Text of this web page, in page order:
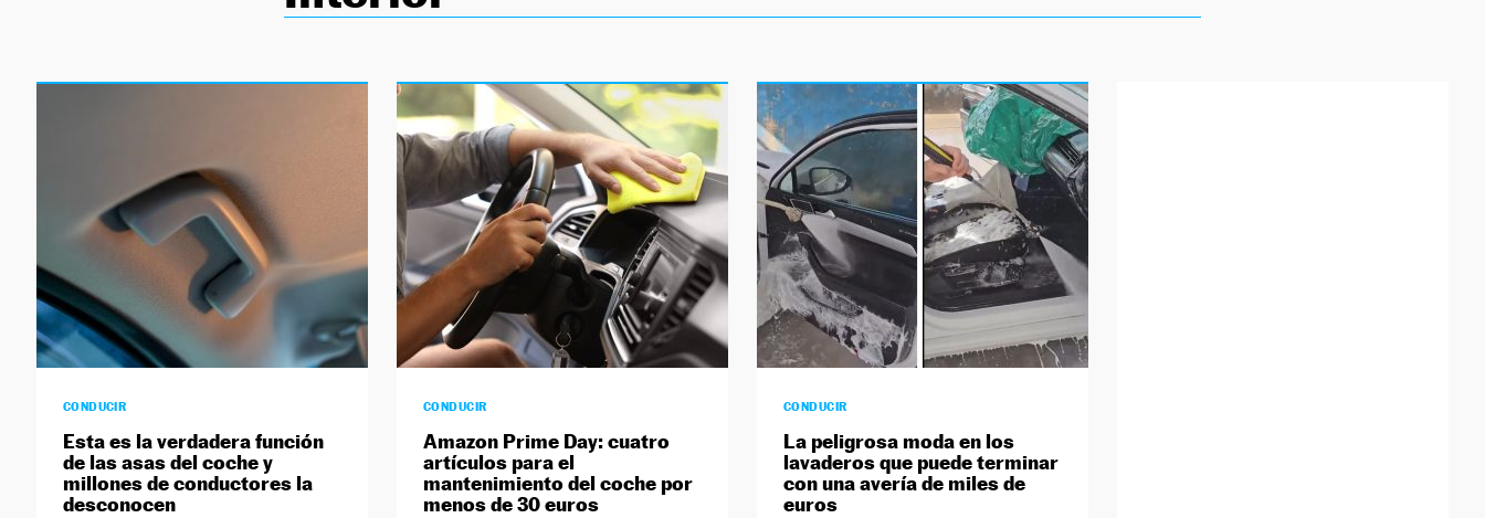
CONDUCIR
Esta es la verdadera función
de las asas del coche y
millones de conductores la
desconocen
CONDUCIR
Amazon Prime Day: cuatro
artículos para el
mantenimiento del coche por
menos de 30 euros
CONDUCIR
La peligrosa moda en los
lavaderos que puede terminar
con una avería de miles de
euros